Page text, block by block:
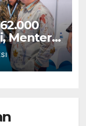
Menteri
Beri